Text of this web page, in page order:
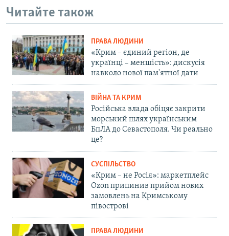
Читайте також
ПРАВА ЛЮДИНИ
«Крим – єдиний регіон, де
українці – меншість»: дискусія
навколо нової пам'ятної дати
ВІЙНА ТА КРИМ
Російська влада обіцяє закрити
морський шлях українським
БпЛА до Севастополя. Чи реально
це?
СУСПІЛЬСТВО
«Крим – не Росія»: маркетплейс
Ozon припинив прийом нових
замовлень на Кримському
півострові
ПРАВА ЛЮДИНИ